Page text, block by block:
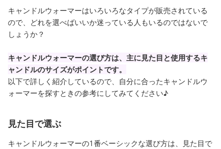
キャンドルウォーマーはいろいろなタイプが販売されている
ので、どれを選べばいいか迷っている人もいるのではないで
しょうか？
キャンドルウォーマーの選び方は、主に見た目と使用するキ
ャンドルのサイズがポイントです。
以下で詳しく紹介しているので、自分に合ったキャンドルウ
ォーマーを探すときの参考にしてみてください♪
見た目で選ぶ
キャンドルウォーマーの1番ベーシックな選び方は、見た目で